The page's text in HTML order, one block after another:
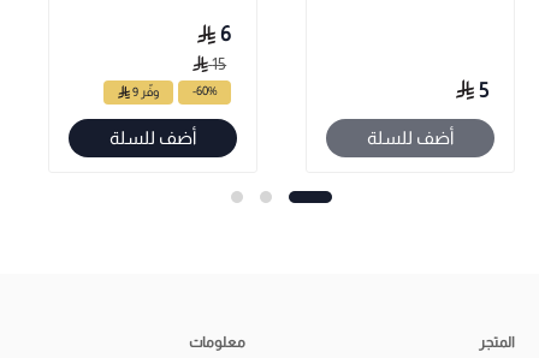
5
أضف للسلة
6
15
-60% وفّر 9
أضف للسلة
المتجر معلومات